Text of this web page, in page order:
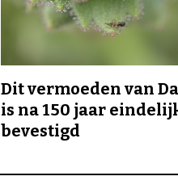
Dit vermoeden van
is na 150 jaar
bevestigd